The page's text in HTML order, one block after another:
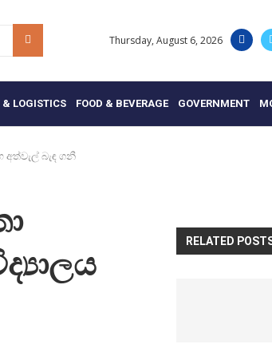
Thursday, August 6, 2026
& LOGISTICS FOOD & BEVERAGE GOVERNMENT
අත්වැල් බැඳ ගනී
RELATED